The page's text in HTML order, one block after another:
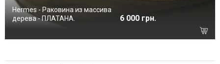
Hermes - Раковина из массива
дерева - ПЛАТАНА.
6 000 грн.